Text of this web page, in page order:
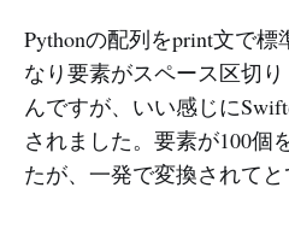
Pythonの配列をprint文で
なり要素がスペース区切
んですが、いい感じに
されました。要素が100個
たが、一発で変換されてと